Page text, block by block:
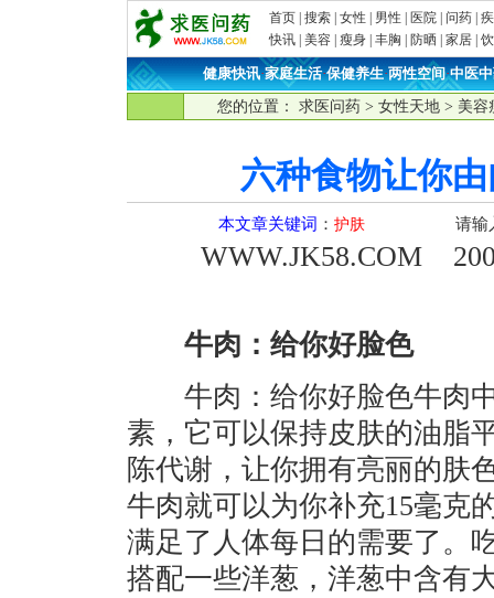
首页 搜索 女性 男性 医院 问药
快讯 美容 瘦身 丰胸 防晒 家居
健康快讯·家庭生活·保健养生·两性空间·中医
您的位置： 求医问药 > 女性天地 > 美容
六种食物让你
本文章关键词 ： 护肤 请输
WWW.JK58.COM
牛肉：给你好脸色
牛肉：给你好脸色牛肉
素，它可以保持皮肤的油脂
陈代谢，让你拥有亮丽的肤
牛肉就可以为你补充15毫克
满足了人体每日的需要了。
搭配一些洋葱，洋葱中含有